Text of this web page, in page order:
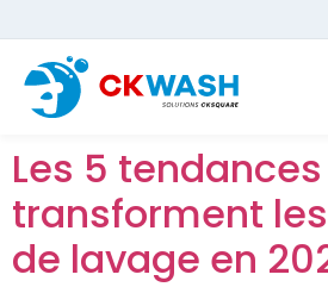
Les 5
transforment
de lavage en